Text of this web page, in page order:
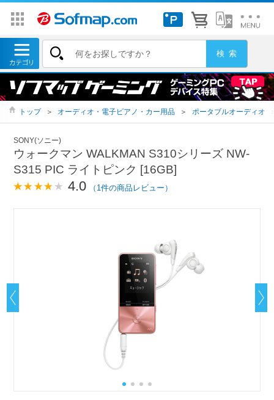
トップ ＞ オーディオ・電子ピアノ・カー用品 ＞ ポータブルオーディオ
SONY(ソニー)
ウォークマン WALKMAN S310シリーズ NW-
S315 PIC ライトピンク [16GB]
4.0 （1件の商品レビュー）